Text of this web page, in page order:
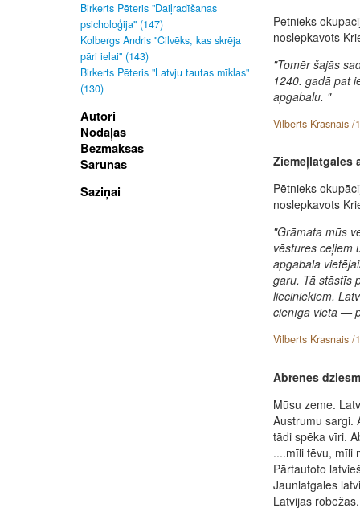
Birkerts Pēteris "Daiļradīšanas
psicholoģija" (147)
Kolbergs Andris "Cilvēks, kas skrēja
pāri ielai" (143)
Birkerts Pēteris "Latvju tautas mīklas"
(130)
Autori
Nodaļas
Bezmaksas
Sarunas
Saziņai
Pētnieks
noslepkavots
"Tomēr šajās
1240. gadā pat
apgabalu. "
Vilberts Krasnais /
Ziemeļlatgales
Pētnieks
noslepkavots
"Grāmata mūs
vēstures ceļiem
apgabala
garu. Tā stāstīs
lieciniekiem.
cienīga vieta —
Vilberts Krasnais /
Abrenes
Mūsu zeme.
Austrumu sargi.
tādi spēka vīri.
....mīli tēvu, mīli
Pārtautoto
Jaunlatgales
Latvijas